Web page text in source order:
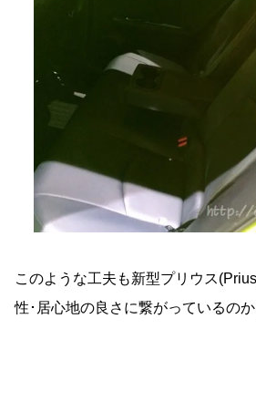
このような工夫も新型プリウス
性･居心地の良さに繋がっているのか